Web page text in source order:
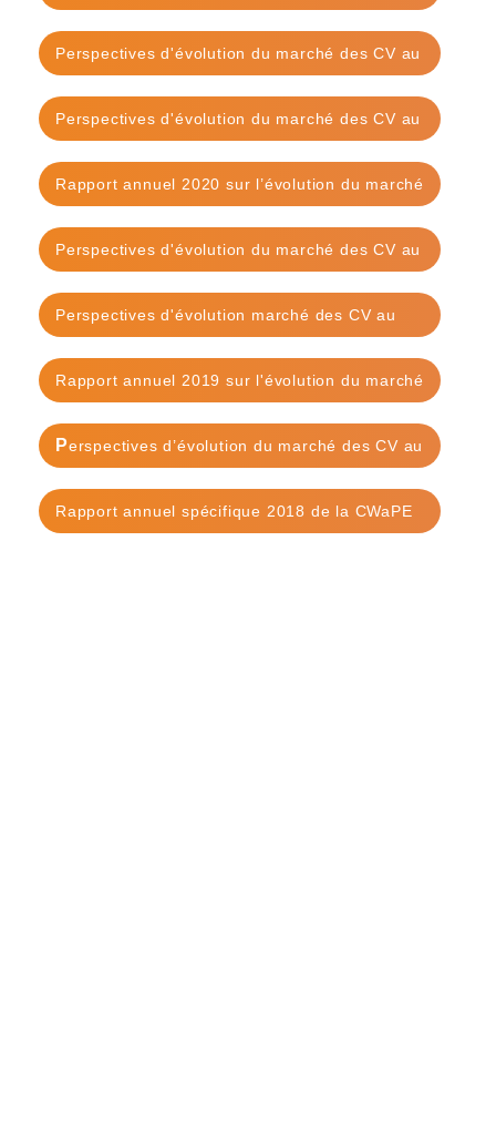
1er août 2021
Perspectives d'évolution du marché des CV au
28 février 2022
Perspectives d'évolution du marché des CV au
1er mars 2021
Rapport annuel 2020 sur l’évolution du marché
des certificats verts et des garanties d’origine
Perspectives d'évolution du marché des CV au
1er octobre 2020
Perspectives d'évolution marché des CV au
1er mars 2020
Rapport annuel 2019 sur l'évolution du marché
des certificats verts et des garanties d'origine
Perspectives d’évolution du marché des CV au
1er octobre 2019
Rapport annuel spécifique 2018 de la CWaPE